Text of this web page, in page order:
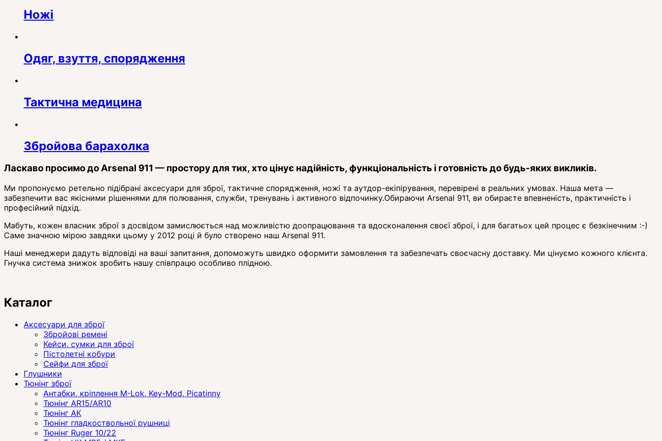
Ножі
Одяг, взуття, спорядження
Тактична медицина
Збройова барахолка
Ласкаво просимо до Arsenal 911 — простору для тих, хто цінує надійність, функціональність і готовність до будь-яких викликів.
Ми пропонуємо ретельно підібрані аксесуари для зброї, тактичне спорядження, ножі та аутдор-екіпірування, перевірені в реальних умовах. Наша мета —
забезпечити вас якісними рішеннями для полювання, служби, тренувань і активного відпочинку.Обираючи Arsenal 911, ви обираєте впевненість, практичність і
професійний підхід.
Мабуть, кожен власник зброї з досвідом замислюється над можливістю доопрацювання та вдосконалення своєї зброї, і для багатьох цей процес є безкінечним :-)
Саме значною мірою завдяки цьому у 2012 році й було створено наш Arsenal 911.
Наші менеджери дадуть відповіді на ваші запитання, допоможуть швидко оформити замовлення та забезпечать своєчасну доставку. Ми цінуємо кожного клієнта.
Гнучка система знижок зробить нашу співпрацю особливо плідною.
Каталог
Аксесуари для зброї
Збройові ремені
Кейси, сумки для зброї
Пістолетні кобури
Сейфи для зброї
Глушники
Тюнінг зброї
Антабки, кріплення M-Lok, Key-Mod, Picatinny
Тюнінг AR15/AR10
Тюнінг АК
Тюнінг гладкоствольної рушниці
Тюнінг Ruger 10/22